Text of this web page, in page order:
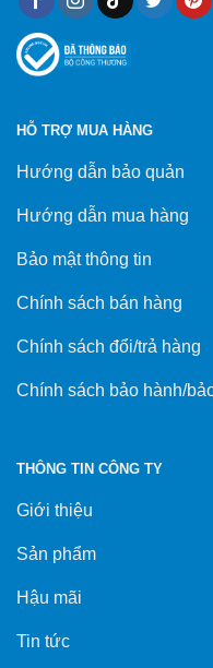
HỖ TRỢ MUA HÀNG
Hướng dẫn bảo quản
Hướng dẫn mua hàng
Bảo mật thông tin
Chính sách bán hàng
Chính sách đổi/trả hàng
Chính sách bảo hành/
THÔNG TIN CÔNG TY
Giới thiệu
Sản phẩm
Hậu mãi
Tin tức